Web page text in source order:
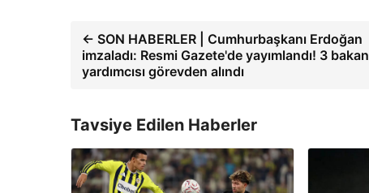
← SON HABERLER | Cumhurbaşkanı Erdoğan
imzaladı: Resmi Gazete'de yayımlandı! 3 bakan
yardımcısı görevden alındı
Tavsiye Edilen Haberler